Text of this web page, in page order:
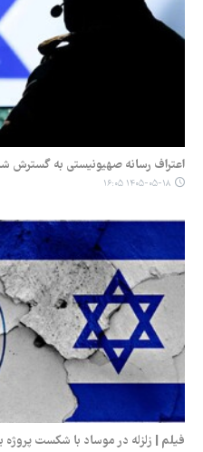
اعتراف رسانه صهیونیستی به گسترش
۱۴۰۵-۰۵-۱۸ ۱۶:۰۵
فیلم | زلزله در موساد با شکست پروژه